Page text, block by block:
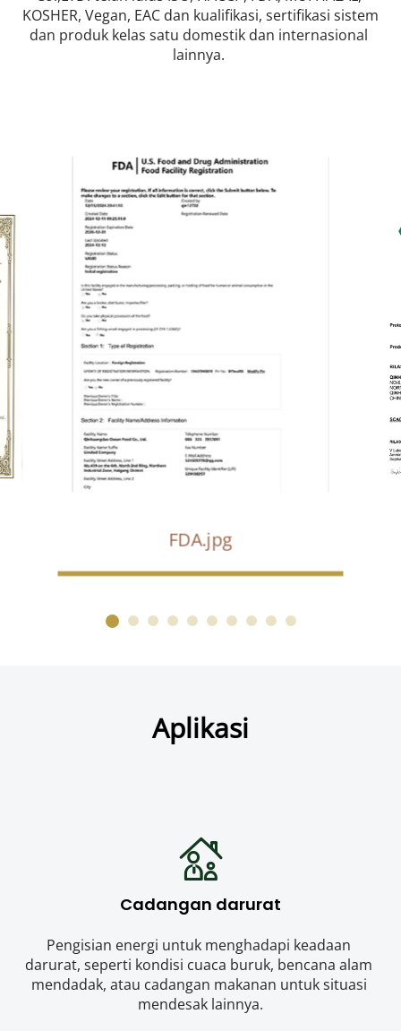
KOSHER, Vegan, EAC dan kualifikasi, sertifikasi sistem
dan produk kelas satu domestik dan internasional
lainnya.
FDA.jpg
Aplikasi
Cadangan darurat
Pengisian energi untuk menghadapi keadaan
darurat, seperti kondisi cuaca buruk, bencana alam
mendadak, atau cadangan makanan untuk situasi
mendesak lainnya.